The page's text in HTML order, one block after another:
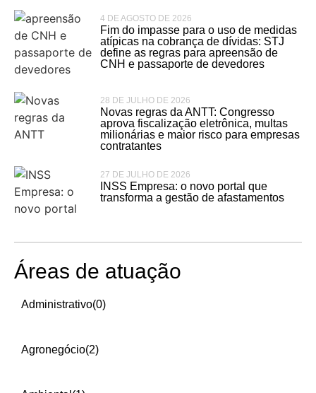
4 DE AGOSTO DE 2026
Fim do impasse para o uso de medidas
atípicas na cobrança de dívidas: STJ
define as regras para apreensão de
CNH e passaporte de devedores
28 DE JULHO DE 2026
Novas regras da ANTT: Congresso
aprova fiscalização eletrônica, multas
milionárias e maior risco para empresas
contratantes
27 DE JULHO DE 2026
INSS Empresa: o novo portal que
transforma a gestão de afastamentos
Áreas de atuação
Administrativo(0)
Agronegócio(2)